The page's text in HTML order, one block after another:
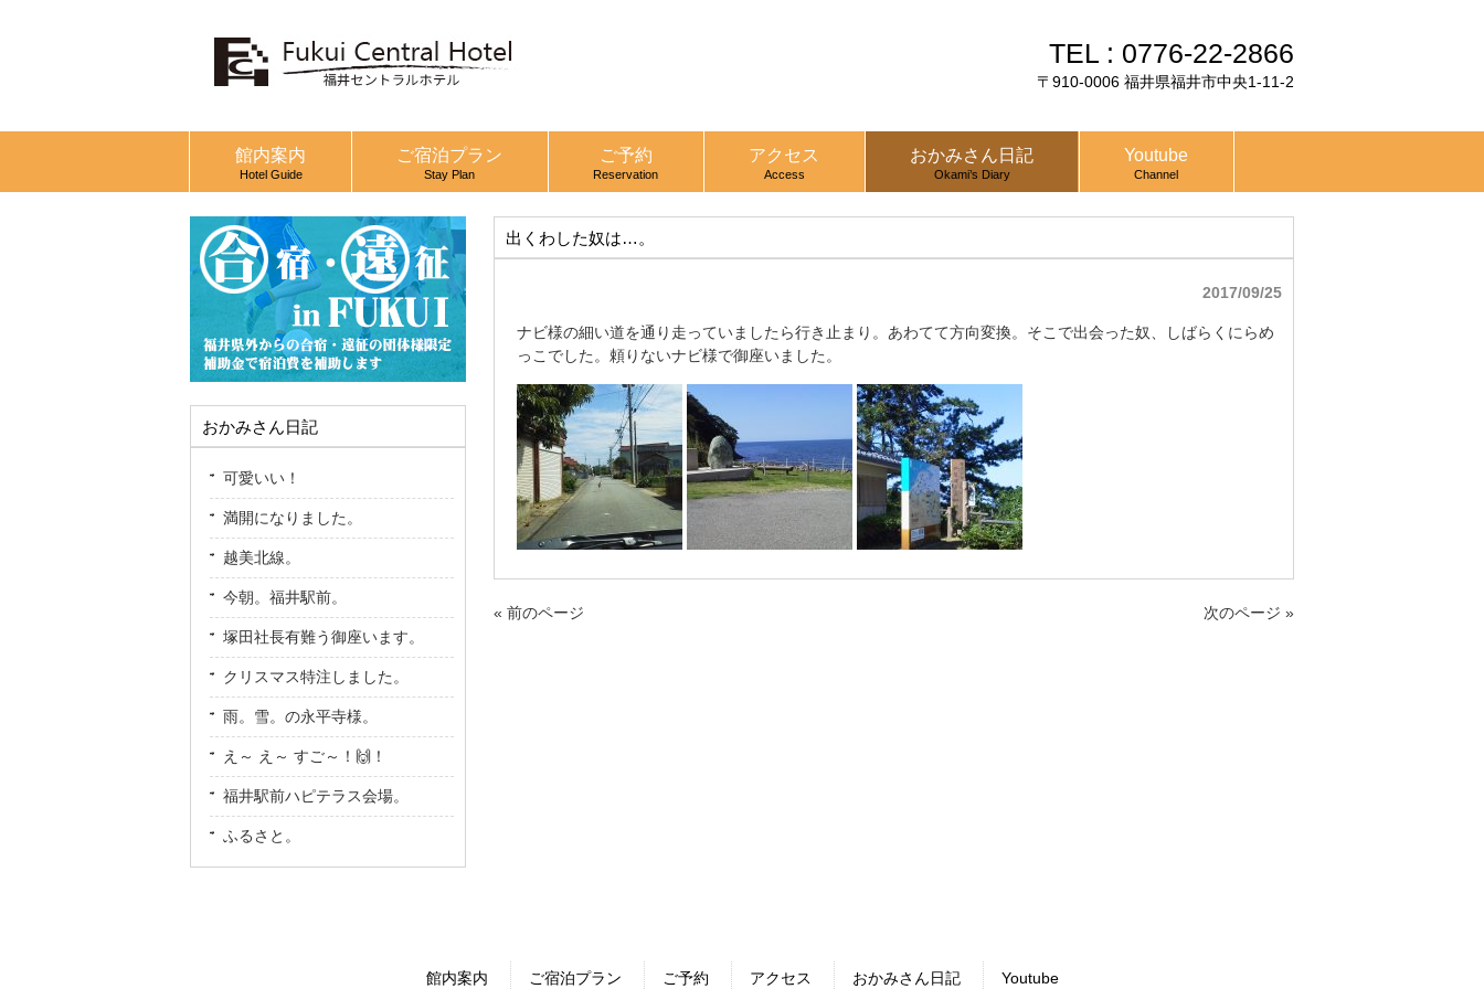
TEL : 0776-22-2866
〒910-0006 福井県福井市中央1-11-2
館内案内
Hotel Guide
ご宿泊プラン
Stay Plan
ご予約
Reservation
アクセス
Access
おかみさん日記
Okami’s Diary
Youtube
Channel
出くわした奴は…。
2017/09/25
ナビ様の細い道を通り走っていましたら行き止まり。あわてて方向変換。そこで出会った奴、しばらくにらめ
っこでした。頼りないナビ様で御座いました。
« 前のページ 次のページ »
おかみさん日記
可愛いい！
満開になりました。
越美北線。
今朝。福井駅前。
塚田社長有難う御座います。
クリスマス特注しました。
雨。雪。の永平寺様。
え～ え～ すご～！🙌！
福井駅前ハピテラス会場。
ふるさと。
館内案内 ご宿泊プラン ご予約 アクセス おかみさん日記 Youtube